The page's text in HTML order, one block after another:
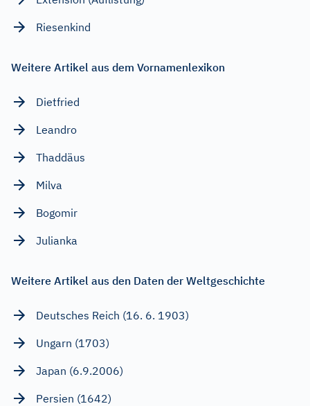
Riesenkind
Weitere Artikel aus dem Vornamenlexikon
Dietfried
Leandro
Thaddäus
Milva
Bogomir
Julianka
Weitere Artikel aus den Daten der Weltgeschichte
Deutsches Reich (16. 6. 1903)
Ungarn (1703)
Japan (6.9.2006)
Persien (1642)